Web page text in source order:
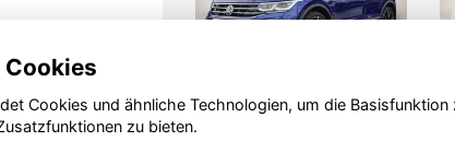
Skoda Fabia
Cookies und ähnliche Technologien, um die Basisfunktion
zu bieten.